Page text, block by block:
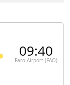
09:40
Faro Airport (FAO)